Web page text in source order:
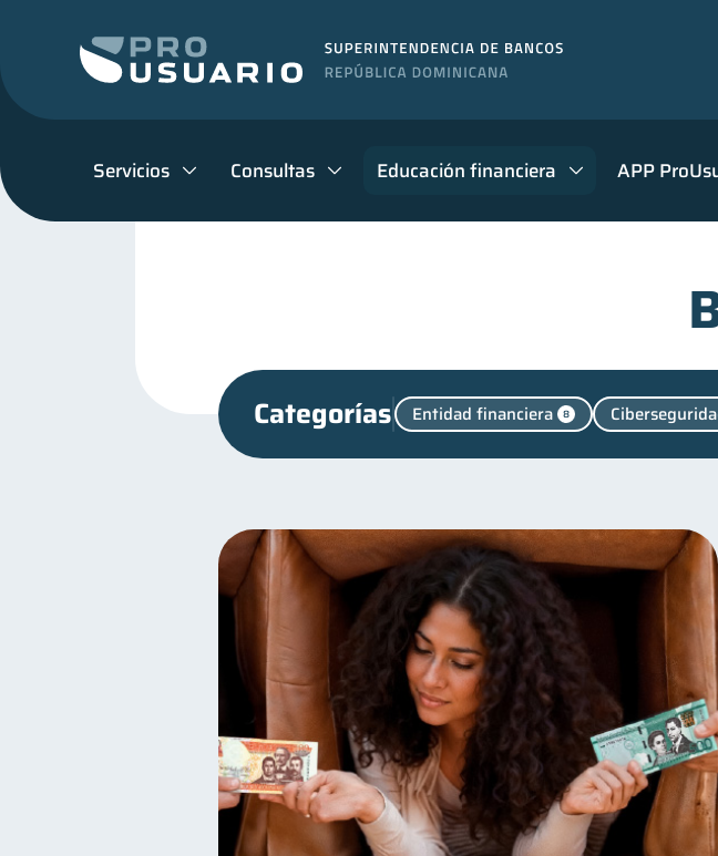
Servicios Consultas Educación financiera APP
Categorías Entidad financiera 8
Seguridad financiera Salud financiera
Deudas Préstamos 8 Ahorro Consejos
Servicios 4 Derechos & Deberes
Finanzas Personales 1 Finanzas en Pareja
Información financiera inversiones ahorro 1
información financiera